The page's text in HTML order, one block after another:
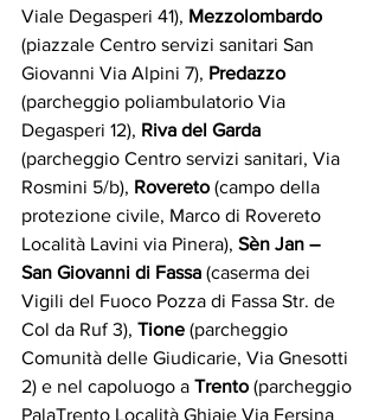
Viale Degasperi 41), Mezzolombardo
(piazzale Centro servizi sanitari San
Giovanni Via Alpini 7), Predazzo
(parcheggio poliambulatorio Via
Degasperi 12), Riva del Garda
(parcheggio Centro servizi sanitari, Via
Rosmini 5/b), Rovereto (campo della
protezione civile, Marco di Rovereto
Località Lavini via Pinera), Sèn Jan –
San Giovanni di Fassa (caserma dei
Vigili del Fuoco Pozza di Fassa Str. de
Col da Ruf 3), Tione (parcheggio
Comunità delle Giudicarie, Via Gnesotti
2) e nel capoluogo a Trento (parcheggio
PalaTrento Località Ghiaie Via Fersina